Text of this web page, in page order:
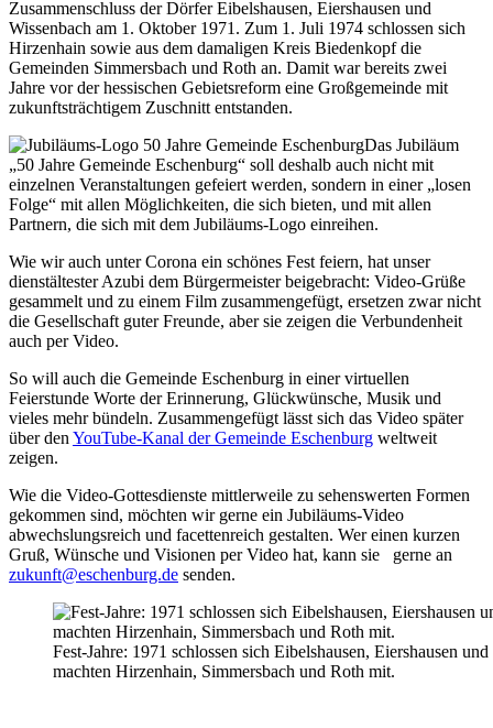
Zusammenschluss der Dörfer Eibelshausen, Eiershausen und
Wissenbach am 1. Oktober 1971. Zum 1. Juli 1974 schlossen sich
Hirzenhain sowie aus dem damaligen Kreis Biedenkopf die
Gemeinden Simmersbach und Roth an. Damit war bereits zwei
Jahre vor der hessischen Gebietsreform eine Großgemeinde mit
zukunftsträchtigem Zuschnitt entstanden.
Das Jubiläum
„50 Jahre Gemeinde Eschenburg“ soll deshalb auch nicht mit
einzelnen Veranstaltungen gefeiert werden, sondern in einer „losen
Folge“ mit allen Möglichkeiten, die sich bieten, und mit allen
Partnern, die sich mit dem Jubiläums-Logo einreihen.
Wie wir auch unter Corona ein schönes Fest feiern, hat unser
dienstältester Azubi dem Bürgermeister beigebracht: Video-Grüße
gesammelt und zu einem Film zusammengefügt, ersetzen zwar nicht
die Gesellschaft guter Freunde, aber sie zeigen die Verbundenheit
auch per Video.
So will auch die Gemeinde Eschenburg in einer virtuellen
Feierstunde Worte der Erinnerung, Glückwünsche, Musik und
vieles mehr bündeln. Zusammengefügt lässt sich das Video später
über den YouTube-Kanal der Gemeinde Eschenburg weltweit
zeigen.
Wie die Video-Gottesdienste mittlerweile zu sehenswerten Formen
gekommen sind, möchten wir gerne ein Jubiläums-Video
abwechslungsreich und facettenreich gestalten. Wer einen kurzen
Gruß, Wünsche und Visionen per Video hat, kann sie gerne an
zukunft@eschenburg.de senden.
Fest-Jahre: 1971 schlossen sich Eibelshausen, Eiershausen
machten Hirzenhain, Simmersbach und Roth mit.